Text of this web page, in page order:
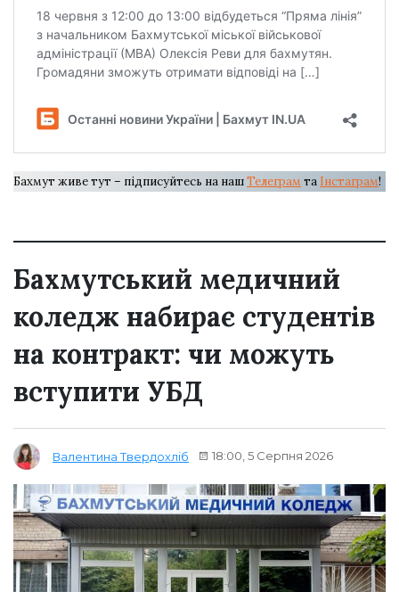
Бахмут живе тут – підписуйтесь на нашТелеграм та Інстаграм!
Бахмутський медичний
коледж набирає студентів
на контракт: чи можуть
вступити УБД
Валентина Твердохліб 18:00, 5 Серпня 2026